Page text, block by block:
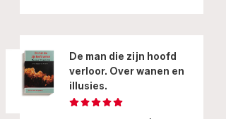
De man die zijn hoofd
verloor. Over wanen en
illusies.